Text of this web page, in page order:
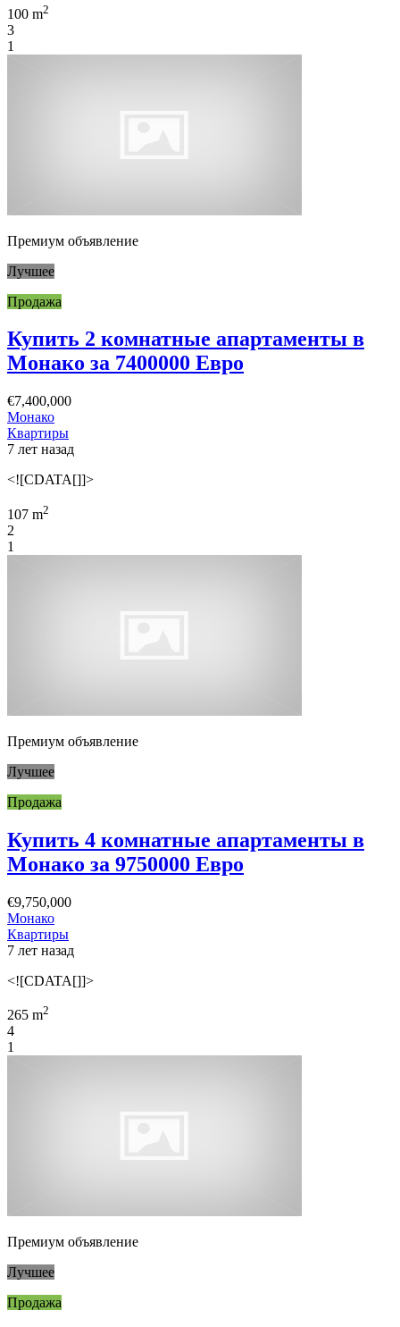
100 m2
3
1
Премиум объявление
Лучшее
Продажа
Купить 2 комнатные апартаменты в
Монако за 7400000 Евро
€7,400,000
Монако
Квартиры
7 лет назад
<![CDATA[]]>
107 m2
2
1
Премиум объявление
Лучшее
Продажа
Купить 4 комнатные апартаменты в
Монако за 9750000 Евро
€9,750,000
Монако
Квартиры
7 лет назад
<![CDATA[]]>
265 m2
4
1
Премиум объявление
Лучшее
Продажа